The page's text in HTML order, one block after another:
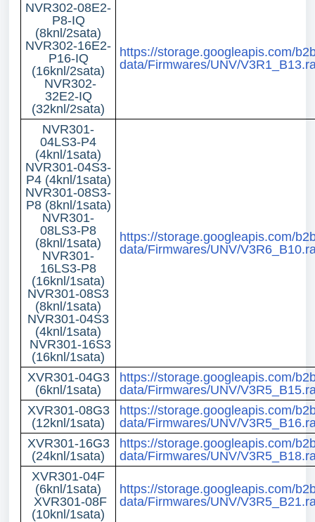
NVR302-08E2-
P8-IQ
(8knl/2sata)
NVR302-16E2-
P16-IQ
(16knl/2sata)
NVR302-
32E2-IQ
(32knl/2sata)
https://storage.googleapis.com/
data/Firmwares/UNV/
NVR301-
04LS3-P4
(4knl/1sata)
NVR301-04S3-
P4 (4knl/1sata)
NVR301-08S3-
P8 (8knl/1sata)
NVR301-
08LS3-P8
(8knl/1sata)
NVR301-
16LS3-P8
(16knl/1sata)
NVR301-08S3
(8knl/1sata)
NVR301-04S3
(4knl/1sata)
NVR301-16S3
(16knl/1sata)
https://storage.googleapis.com/
data/Firmwares/UNV/
XVR301-04G3
(6knl/1sata)
https://storage.googleapis.com/
data/Firmwares/UNV/
XVR301-08G3
(12knl/1sata)
https://storage.googleapis.com/
data/Firmwares/UNV/
XVR301-16G3
(24knl/1sata)
https://storage.googleapis.com/
data/Firmwares/UNV/
XVR301-04F
(6knl/1sata)
XVR301-08F
(10knl/1sata)
https://storage.googleapis.com/
data/Firmwares/UNV/